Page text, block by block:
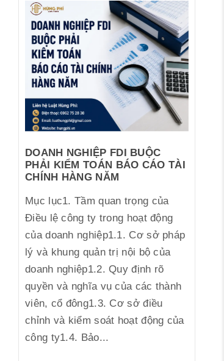
DOANH NGHIỆP FDI BUỘC
PHẢI KIỂM TOÁN BÁO CÁO TÀI
CHÍNH HÀNG NĂM
Mục lục1. Tầm quan trọng của
Điều lệ công ty trong hoạt động
của doanh nghiệp1.1. Cơ sở pháp
lý và khung quản trị nội bộ của
doanh nghiệp1.2. Quy định rõ
quyền và nghĩa vụ của các thành
viên, cổ đông1.3. Cơ sở điều
chỉnh và kiểm soát hoạt động của
công ty1.4. Bảo...